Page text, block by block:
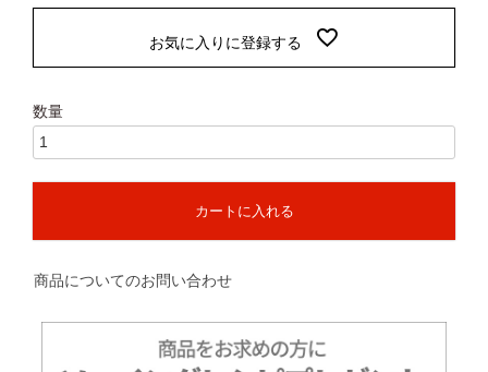
お気に入りに登録する
カートに入れる
商品についてのお問い合わせ